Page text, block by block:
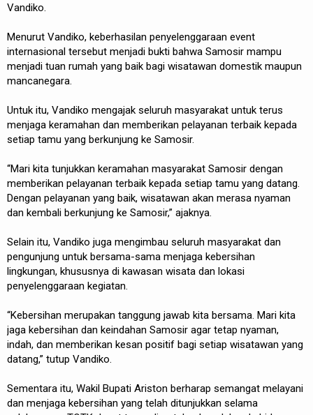
Vandiko.
Menurut Vandiko, keberhasilan penyelenggaraan event
internasional tersebut menjadi bukti bahwa Samosir mampu
menjadi tuan rumah yang baik bagi wisatawan domestik maupun
mancanegara.
Untuk itu, Vandiko mengajak seluruh masyarakat untuk terus
menjaga keramahan dan memberikan pelayanan terbaik kepada
setiap tamu yang berkunjung ke Samosir.
“Mari kita tunjukkan keramahan masyarakat Samosir dengan
memberikan pelayanan terbaik kepada setiap tamu yang datang.
Dengan pelayanan yang baik, wisatawan akan merasa nyaman
dan kembali berkunjung ke Samosir,” ajaknya.
Selain itu, Vandiko juga mengimbau seluruh masyarakat dan
pengunjung untuk bersama-sama menjaga kebersihan
lingkungan, khususnya di kawasan wisata dan lokasi
penyelenggaraan kegiatan.
“Kebersihan merupakan tanggung jawab kita bersama. Mari kita
jaga kebersihan dan keindahan Samosir agar tetap nyaman,
indah, dan memberikan kesan positif bagi setiap wisatawan yang
datang,” tutup Vandiko.
Sementara itu, Wakil Bupati Ariston berharap semangat melayani
dan menjaga kebersihan yang telah ditunjukkan selama